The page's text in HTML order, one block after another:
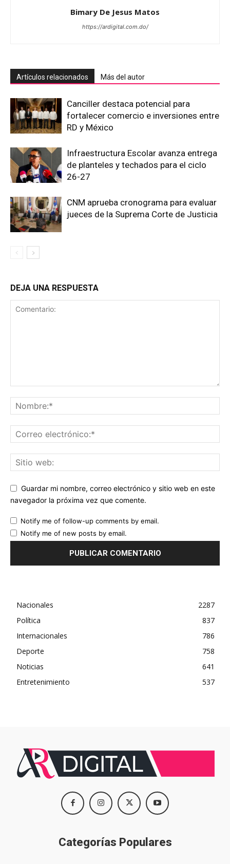
Bimary De Jesus Matos
https://ardigital.com.do/
Artículos relacionados Más del autor
Canciller destaca potencial para
fortalecer comercio e inversiones entre
RD y México
Infraestructura Escolar avanza entrega
de planteles y techados para el ciclo
26-27
CNM aprueba cronograma para evaluar
jueces de la Suprema Corte de Justicia
DEJA UNA RESPUESTA
Guardar mi nombre, correo electrónico y sitio web en este
navegador la próxima vez que comente.
Notify me of follow-up comments by email.
Notify me of new posts by email.
Nacionales
2287
Política
837
Internacionales
786
Deporte
758
Noticias
641
Entretenimiento
537
Categorías Populares